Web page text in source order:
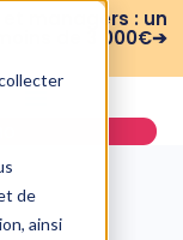
de
ainsi
et managers : un
de 3 000€➔